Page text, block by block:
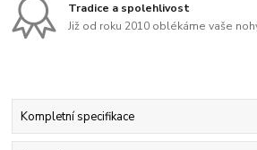
Tradice a spolehlivost
Již od roku 2010 oblékáme vaše
Kompletní specifikace